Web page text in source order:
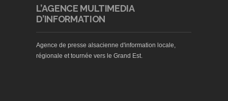
L’AGENCE MULTIMEDIA
D’INFORMATION
Agence de presse alsacienne d'information locale,
régionale et tournée vers le Grand Est.